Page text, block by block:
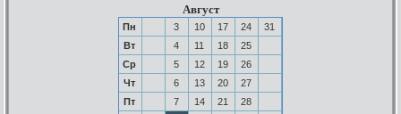
Август
Пн 3 10 17 24
31
Вт
4 11 18
25
Ср
5 12 19
26
Чт
6 13 20
27
Пт
7 14 21
28